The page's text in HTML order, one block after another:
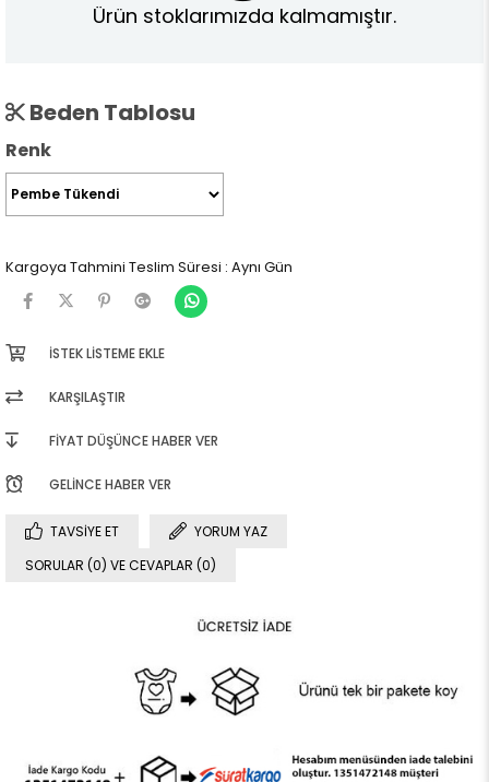
Ürün stoklarımızda kalmamıştır.
Beden Tablosu
Renk
Kargoya Tahmini Teslim Süresi : Aynı Gün
İSTEK LISTEME EKLE
KARŞILAŞTIR
FIYAT DÜŞÜNCE HABER VER
GELINCE HABER VER
TAVSIYE ET
YORUM YAZ
SORULAR (0) VE CEVAPLAR (0)